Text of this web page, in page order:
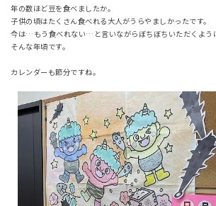
年の数ほど豆を食べましたか。
子供の頃はたくさん食べれる大人がうらやましかったです。
今は…もう食べれない…と言いながらぼちぼちいただくよう
そんな年頃です。
カレンダーも節分ですね。